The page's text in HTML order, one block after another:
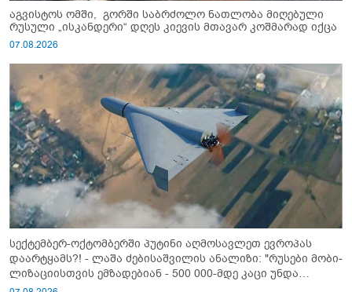
აგვისტოს ომში, გორში საბრძოლო ნათლობა მიღებული
რუსული „ისკანდერი“ დღეს კიევის მთავარ კოშმარად იქცა
07.08.2026
სექტემბერ-ოქტომბერში პუტინი აღმოსავლეთ ევროპას
დაარტყამს?! - ლაშა ძებისაშვილის ანალიზი: "რუსები მობი­
ლიზაციისთვის ემზადებიან - 500 000-მდე კაცი უნდა
გაიწვიონ ომში"